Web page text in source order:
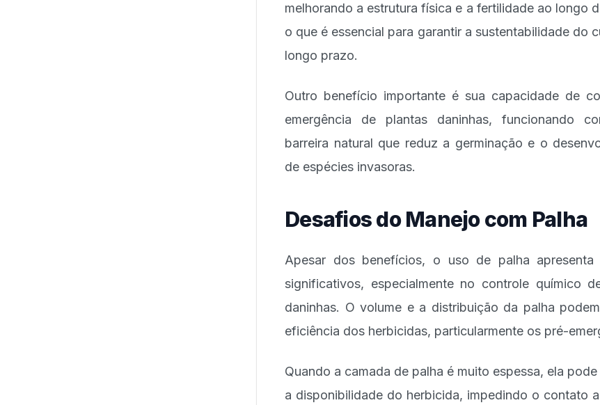
melhorando a estrutura física e a fertilidade ao longo
o que é essencial para garantir a sustentabilidade do
longo prazo.
Outro benefício importante é sua capacidade de
emergência de plantas daninhas, funcionando
barreira natural que reduz a germinação e o
de espécies invasoras.
Desafios do Manejo com Palha
Apesar dos benefícios, o uso de palha apresenta
significativos, especialmente no controle químico
daninhas. O volume e a distribuição da palha
eficiência dos herbicidas, particularmente os pré-
Quando a camada de palha é muito espessa, ela
a disponibilidade do herbicida, impedindo o contato